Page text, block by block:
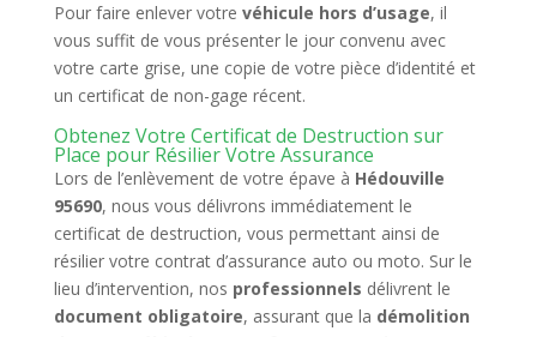
Pour faire enlever votre véhicule hors d’usage, il
vous suffit de vous présenter le jour convenu avec
votre carte grise, une copie de votre pièce d’identité et
un certificat de non-gage récent.
Obtenez Votre Certificat de Destruction sur
Place pour Résilier Votre Assurance
Lors de l’enlèvement de votre épave à Hédouville
95690, nous vous délivrons immédiatement le
certificat de destruction, vous permettant ainsi de
résilier votre contrat d’assurance auto ou moto. Sur le
lieu d’intervention, nos professionnels délivrent le
document obligatoire, assurant que la démolition